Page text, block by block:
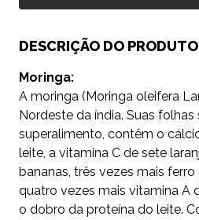
DESCRIÇÃO DO PRODUTO
Moringa:
A moringa (Moringa oleifera
Nordeste da índia. Suas
superalimento, contêm o
leite, a vitamina C de sete
bananas, três vezes mais
quatro vezes mais vitamina A
o dobro da proteína do leite.